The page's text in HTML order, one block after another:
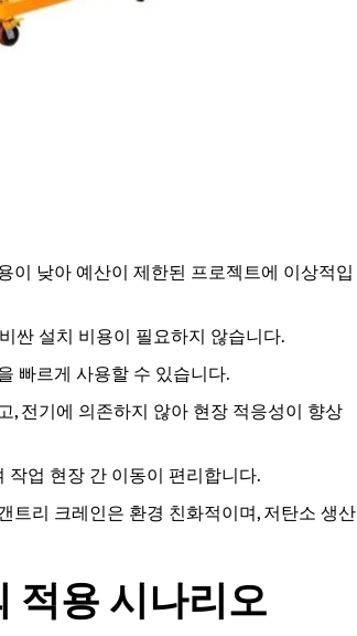
이 낮아 예산이 제한된 프로젝트에 이상적입
싼 설치 비용이 필요하지 않습니다.
빠르게 사용할 수 있습니다.
, 전기에 의존하지 않아 현장 적응성이 향상
업 현장 간 이동이 편리합니다.
트리 크레인은 환경 친화적이며, 저탄소 생산
적용 시나리오